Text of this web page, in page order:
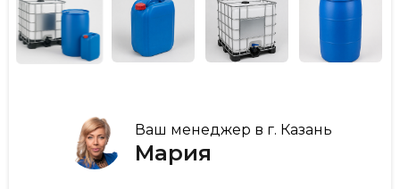
Ваш менеджер в г. Казань
Мария